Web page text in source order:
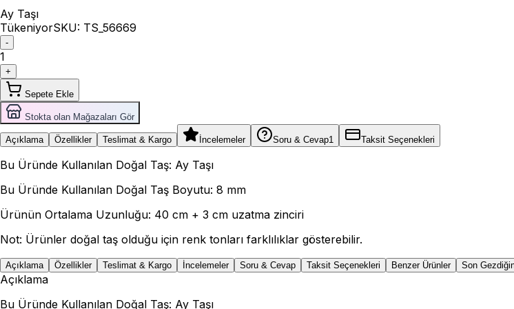
Ay Taşı
TükeniyorSKU: TS_56669
-
1
+
Sepete Ekle
Stokta olan Mağazaları Gör
Açıklama Özellikler Teslimat & Kargo İncelemeler Soru & Cevap1 Taksit Seçenekleri
Bu Üründe Kullanılan Doğal Taş: Ay Taşı
Bu Üründe Kullanılan Doğal Taş Boyutu: 8 mm
Ürünün Ortalama Uzunluğu: 40 cm + 3 cm uzatma zinciri
Not: Ürünler doğal taş olduğu için renk tonları farklılıklar gösterebilir.
Açıklama Özellikler Teslimat & Kargo İncelemeler Soru & Cevap Taksit Seçenekleri Benzer Ürünler Son
Açıklama
Bu Üründe Kullanılan Doğal Taş: Ay Taşı